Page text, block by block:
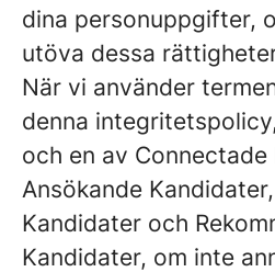
dina personuppgifter,
utöva dessa
När vi använder
denna
och en av Connectade
Ansökande
Kandidater och
Kandidater, om inte